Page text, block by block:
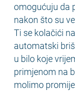
omogućuju da
nakon što su
Ti se kolačići
automatski
u bilo koje
primjenom na
molimo